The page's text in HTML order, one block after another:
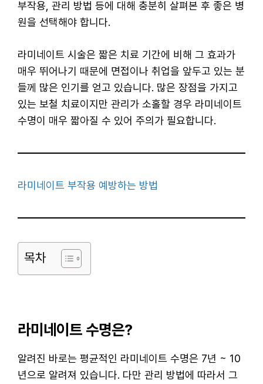
부작용, 관리 방법 등에 대해 충분히 살펴본 후 좋은 병
원을 선택해야 합니다.
라미네이트 시술은 짧은 치료 기간에 비해 그 효과가
매우 뛰어나기 때문에 면접이나 취업을 앞두고 있는 분
들께 많은 인기를 얻고 있습니다. 많은 장점을 가지고
있는 보철 치료이지만 관리가 소홀할 경우 라미네이트
수명이 매우 짧아질 수 있어 주의가 필요합니다.
라미네이트 부작용 예방하는 방법
목차
라미네이트 수명은?
알려진 바로는 평균적인 라미네이트 수명은 7년 ~ 10
년으로 알려져 있습니다. 다만 관리 방법에 따라서 그